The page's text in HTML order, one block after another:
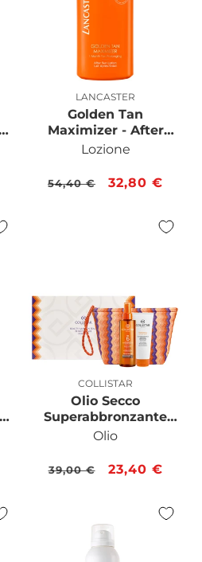
Produttore:
LANCASTER
Golden Tan
Maximizer - After
Sun Lotion Body &
Lozione
Prezzo
54,40 €
Prezzo
32,80 €
Produttore:
COLLISTAR
Olio Secco
Superabbronzante
SPF 6 Confezione
Olio
Prezzo
39,00 €
Prezzo
23,40 €